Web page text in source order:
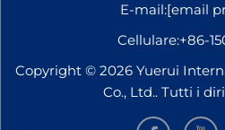
E-mail:[email
Cellulare:+86-
Copyright © 2026 Yuerui
Co., Ltd.. Tutti i